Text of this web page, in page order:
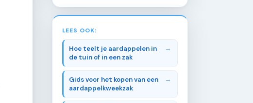
LEES OOK:
Hoe teelt je aardappelen in
de tuin of in een zak
Gids voor het kopen van een
aardappelkweekzak